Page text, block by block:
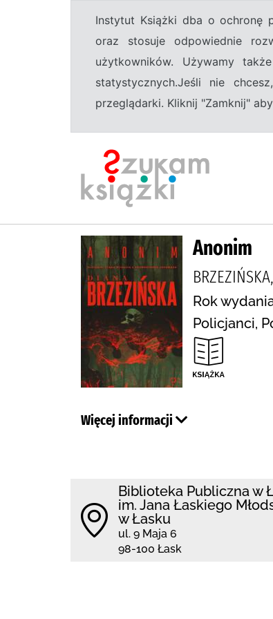
Instytut Książki dba o ochronę
oraz stosuje odpowiednie
użytkowników. Używamy
statystycznych.Jeśli nie
przeglądarki. Kliknij "Zamknij"
Anonim
Rok
Policjanci,
Więcej informacji
Biblioteka Publiczna w
im. Jana Łaskiego
w Łasku
ul. 9 Maja 6
98-100 Łask